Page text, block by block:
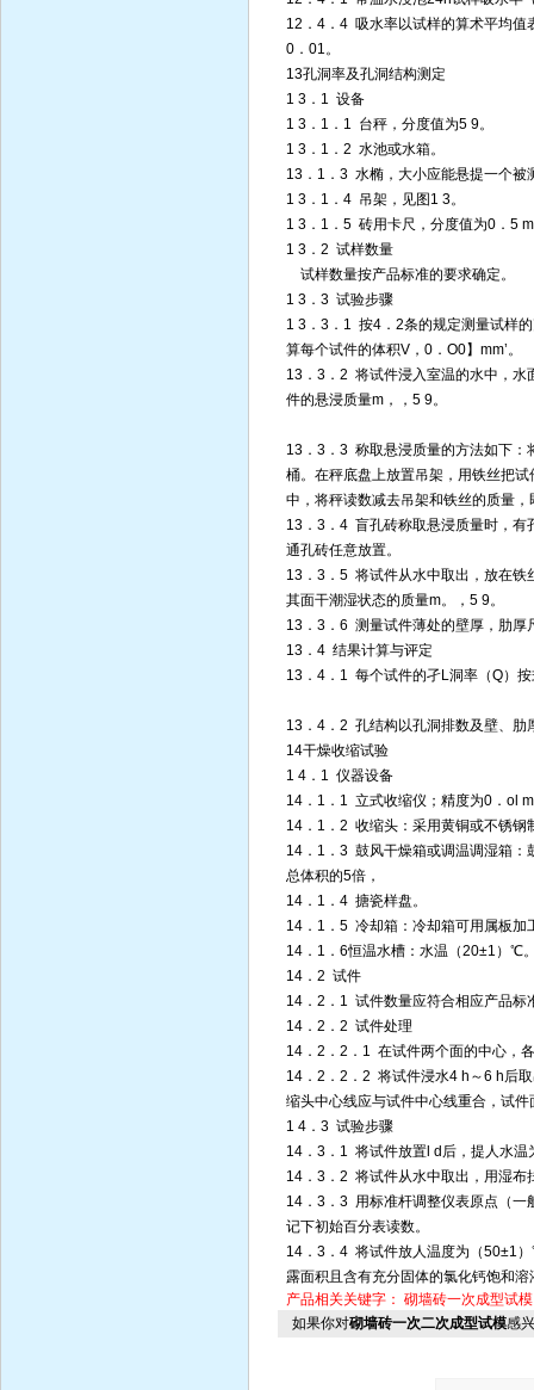
12．4．4 吸水率以试样的算术平均值
0．01。
13孔洞率及孔洞结构测定
1 3．1 设备
1 3．1．1 台秤，分度值为5 9。
1 3．1．2 水池或水箱。
13．1．3 水椭，大小应能悬提一个被
1 3．1．4 吊架，见图1 3。
1 3．1．5 砖用卡尺，分度值为0．5
1 3．2 试样数量
试样数量按产品标准的要求确定。
1 3．3 试验步骤
1 3．3．1 按4．2条的规定测量试样
算每个试件的体积V，0．O0】mm’。
13．3．2 将试件浸入室温的水中，水
件的悬浸质量m，，5 9。
13．3．3 称取悬浸质量的方法如下：
桶。在秤底盘上放置吊架，用铁丝把
中，将秤读数减去吊架和铁丝的质量，
13．3．4 盲孔砖称取悬浸质量时，有
通孔砖任意放置。
13．3．5 将试件从水中取出，放在铁
其面干潮湿状态的质量m。，5 9。
13．3．6 测量试件薄处的壁厚，肋厚
13．4 结果计算与评定
13．4．1 每个试件的孑L洞率（Q）
13．4．2 孔结构以孔洞排数及壁、肋
14干燥收缩试验
1 4．1 仪器设备
14．1．1 立式收缩仪；精度为0．ol
14．1．2 收缩头：采用黄铜或不锈钢
14．1．3 鼓风干燥箱或调温调湿箱：
总体积的5倍，
14．1．4 搪瓷样盘。
14．1．5 冷却箱：冷却箱可用属板加
14．1．6恒温水槽：水温（20±1）℃
14．2 试件
14．2．1 试件数量应符合相应产品标
14．2．2 试件处理
14．2．2．1 在试件两个面的中心，
14．2．2．2 将试件浸水4 h～6 h后
缩头中心线应与试件中心线重合，试
1 4．3 试验步骤
14．3．1 将试件放置l d后，提人水
14．3．2 将试件从水中取出，用湿布
14．3．3 用标准杆调整仪表原点（一
记下初始百分表读数。
14．3．4 将试件放人温度为（50±1
露面积且含有充分固体的氯化钙饱和
产品相关关键字： 砌墙砖一次成型试模
如果你对砌墙砖一次二次成型试模感